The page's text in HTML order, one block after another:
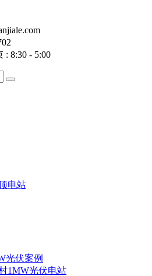
: 8:30 - 5:00
电站
光伏案例
1MW光伏电站